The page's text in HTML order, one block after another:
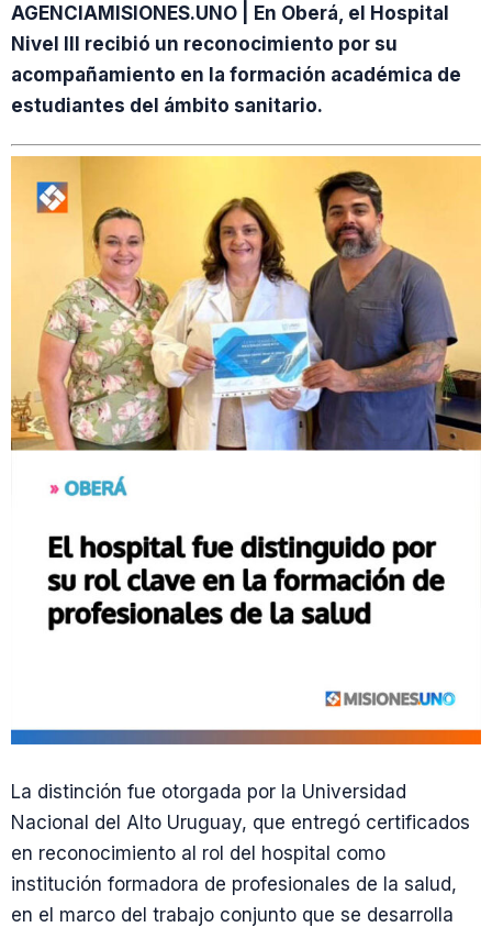
AGENCIAMISIONES.UNO | En Oberá, el Hospital
Nivel III recibió un reconocimiento por su
acompañamiento en la formación académica de
estudiantes del ámbito sanitario.
La distinción fue otorgada por la Universidad
Nacional del Alto Uruguay, que entregó certificados
en reconocimiento al rol del hospital como
institución formadora de profesionales de la salud,
en el marco del trabajo conjunto que se desarrolla